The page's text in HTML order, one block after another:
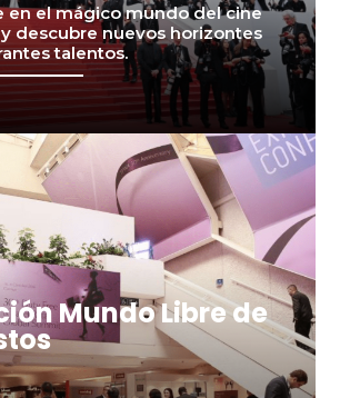
en el mágico mundo del cine
descubre nuevos horizontes
talentos.
Mundo Libre de